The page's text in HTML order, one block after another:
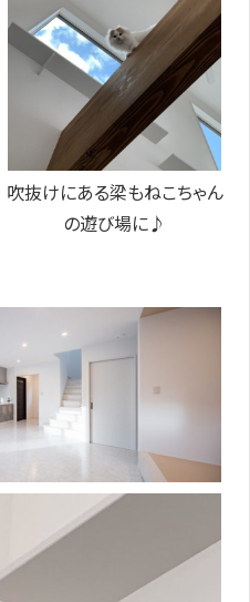
吹抜けにある梁もねこちゃん
の遊び場に♪